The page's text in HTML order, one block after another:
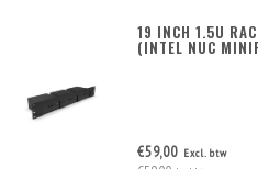
19 INCH 1.5U
(INTEL NUC
€59,00 Excl. btw